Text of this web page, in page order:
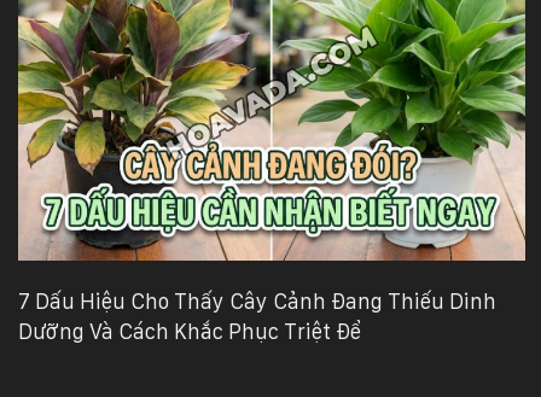
7 Dấu Hiệu Cho Thấy Cây Cảnh Đang Thiếu Dinh
Dưỡng Và Cách Khắc Phục Triệt Để